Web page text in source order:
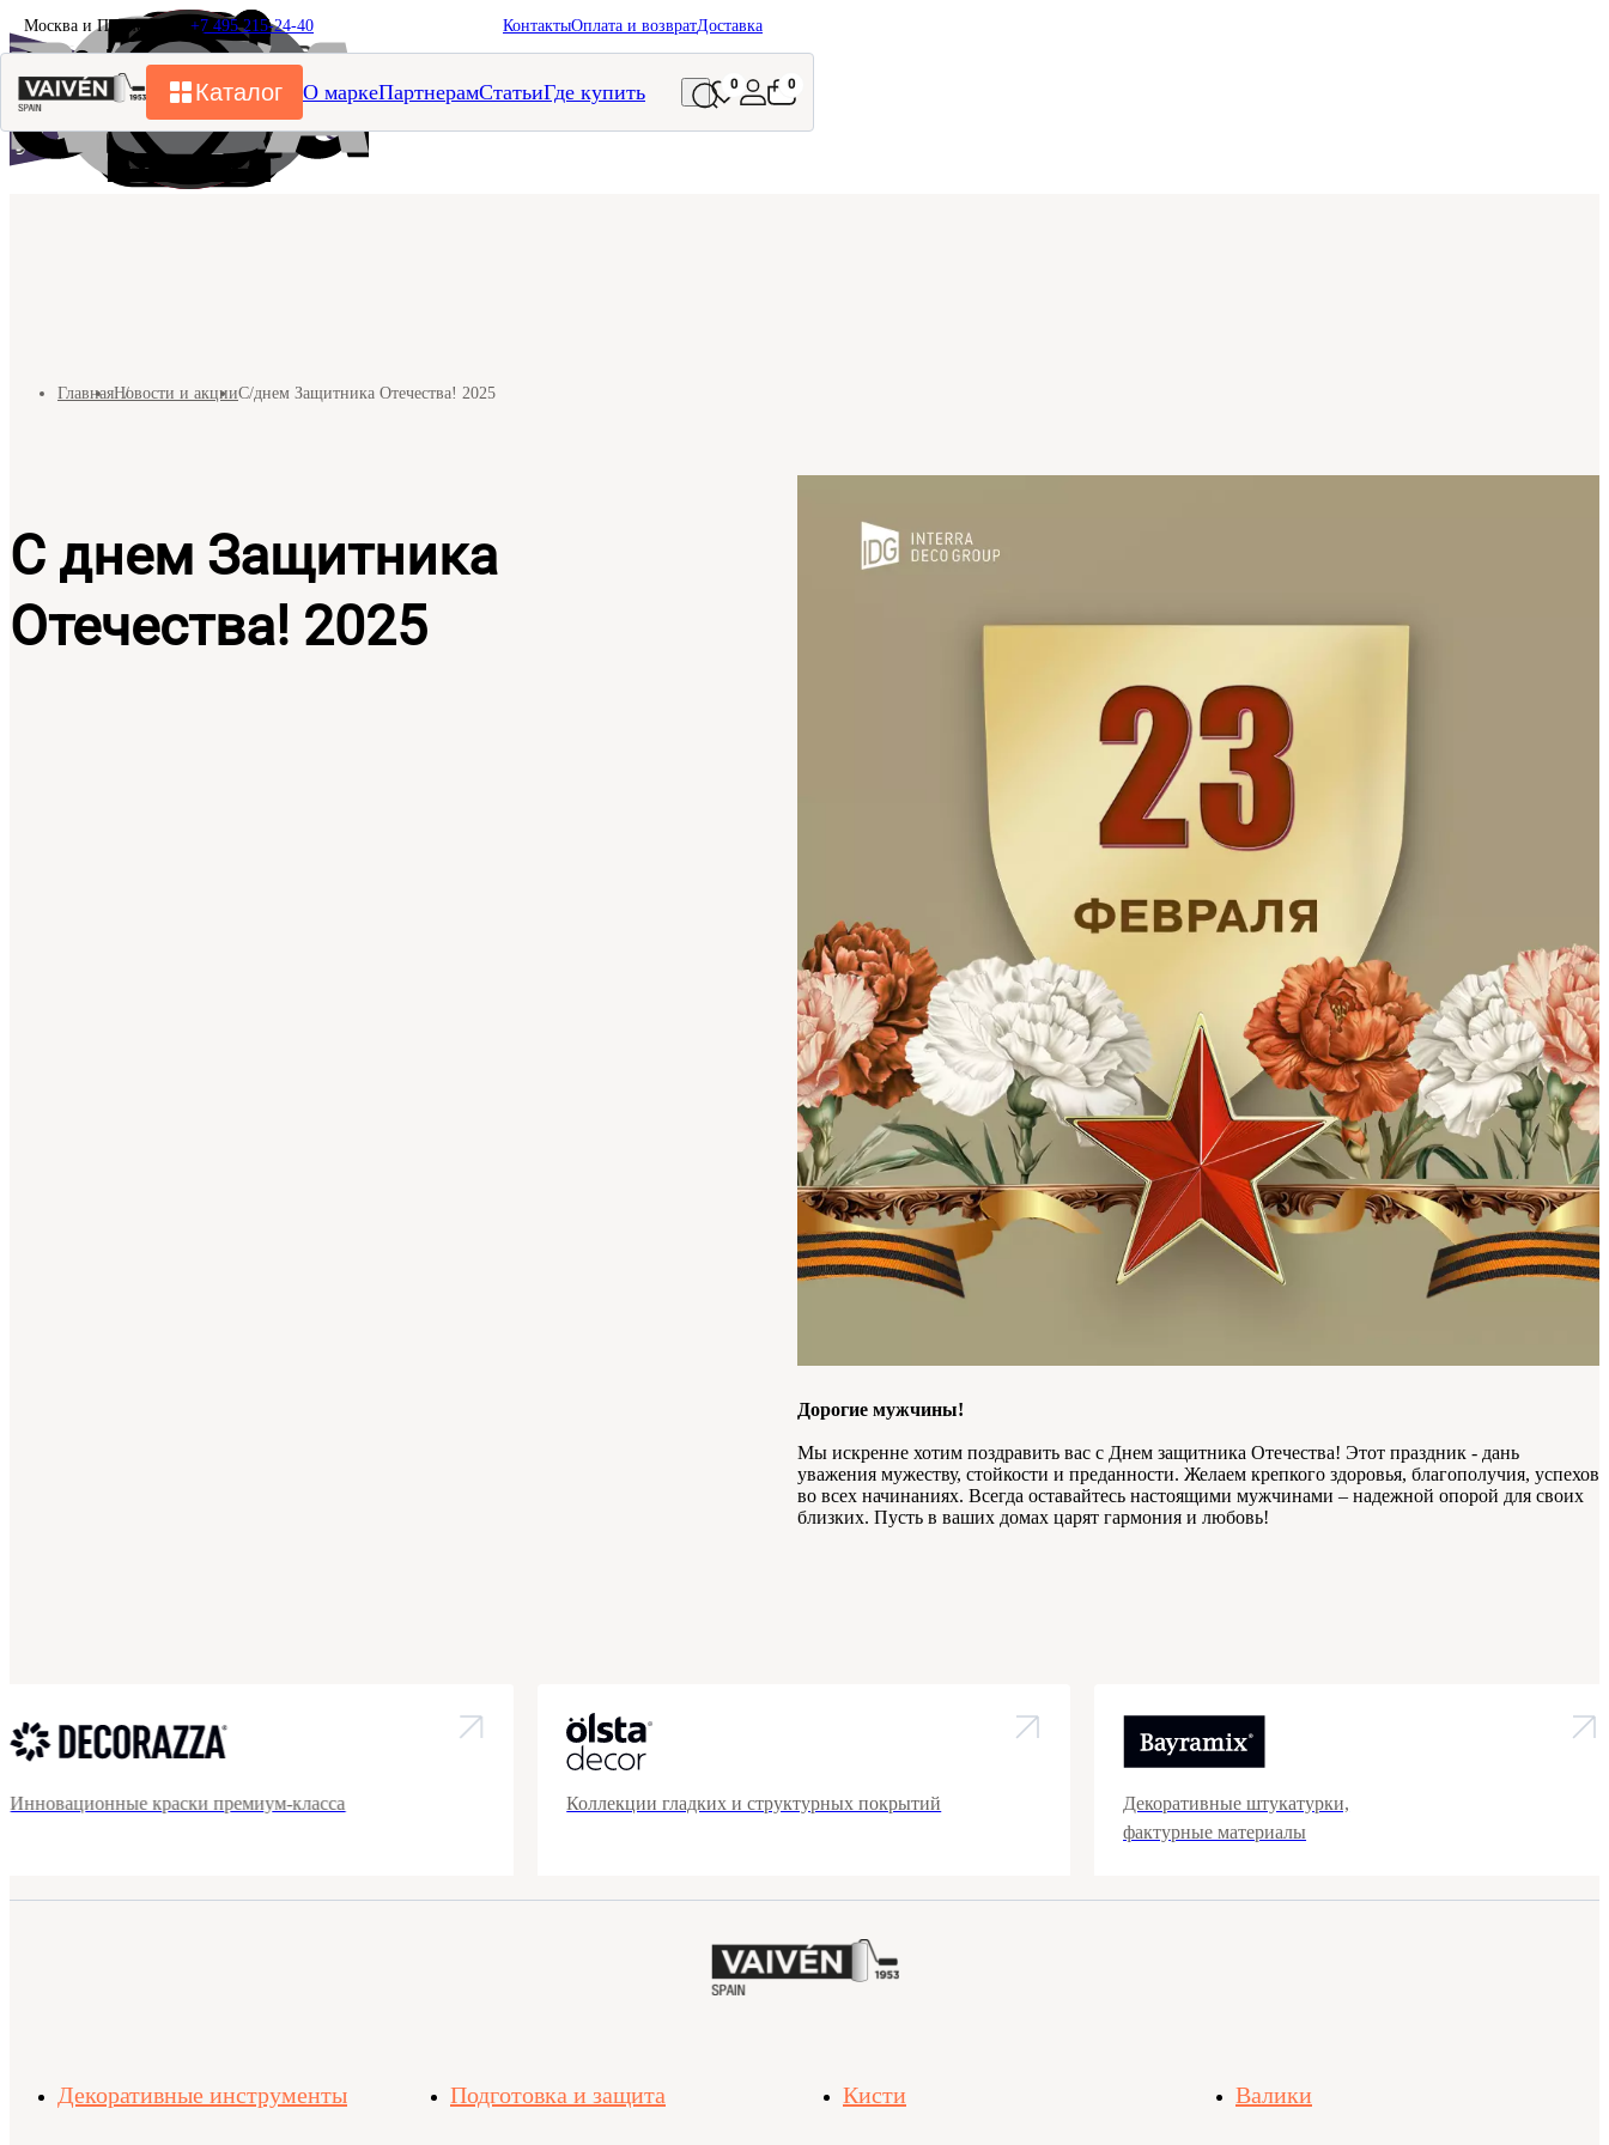
Москва и Подмосковье +7 495 215-24-40 КонтактыОплата и возвратДоставка
Каталог О маркеПартнерамСтатьиГде купить 0 0
ГлавнаяНовости и акцииС днем Защитника Отечества! 2025
С днем Защитника
Отечества! 2025
Дорогие мужчины!
Мы искренне хотим поздравить вас с Днем защитника Отечества! Этот праздник - дань
уважения мужеству, стойкости и преданности. Желаем крепкого здоровья, благополучия, успехов
во всех начинаниях. Всегда оставайтесь настоящими мужчинами – надежной опорой для своих
близких. Пусть в ваших домах царят гармония и любовь!
Инновационные краски премиум-класса Коллекции гладких и структурных покрытий
Декоративные штукатурки,
фактурные материалы
Декоративные инструменты Подготовка и защита Кисти Валики